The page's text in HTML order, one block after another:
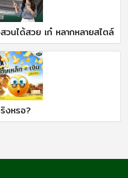
วนได้สวย เก๋ หลากหลายสไตล์
งหรอ?